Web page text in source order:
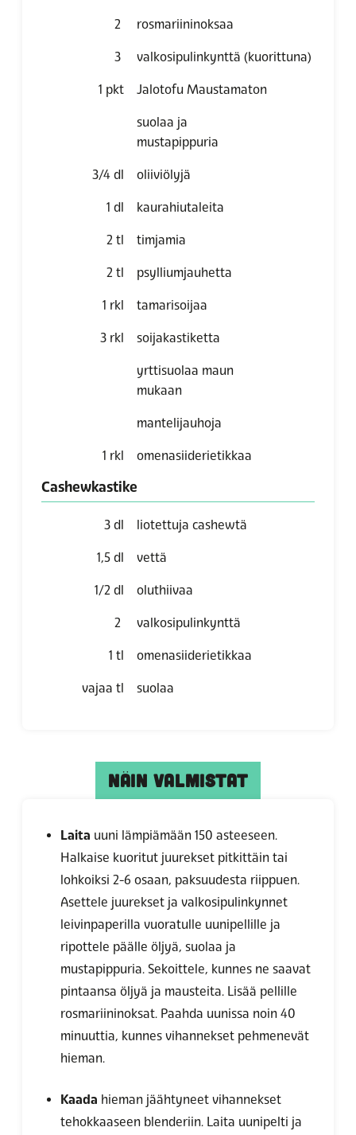
2 rosmariininoksaa
3 valkosipulinkynttä (kuorittuna)
1 pkt Jalotofu Maustamaton
suolaa ja
mustapippuria
3/4 dl oliiviölyjä
1 dl kaurahiutaleita
2 tl timjamia
2 tl psylliumjauhetta
1 rkl tamarisoijaa
3 rkl soijakastiketta
yrttisuolaa maun
mukaan
mantelijauhoja
1 rkl omenasiiderietikkaa
Cashewkastike
3 dl liotettuja cashewtä
1,5 dl vettä
1/2 dl oluthiivaa
2 valkosipulinkynttä
1 tl omenasiiderietikkaa
vajaa tl suolaa
NÄIN VALMISTAT
Laita uuni lämpiämään 150 asteeseen.
Halkaise kuoritut juurekset pitkittäin tai
lohkoiksi 2-6 osaan, paksuudesta riippuen.
Asettele juurekset ja valkosipulinkynnet
leivinpaperilla vuoratulle uunipellille ja
ripottele päälle öljyä, suolaa ja
mustapippuria. Sekoittele, kunnes ne saavat
pintaansa öljyä ja mausteita. Lisää pellille
rosmariininoksat. Paahda uunissa noin 40
minuuttia, kunnes vihannekset pehmenevät
hieman.
Kaada hieman jäähtyneet vihannekset
tehokkaaseen blenderiin. Laita uunipelti ja